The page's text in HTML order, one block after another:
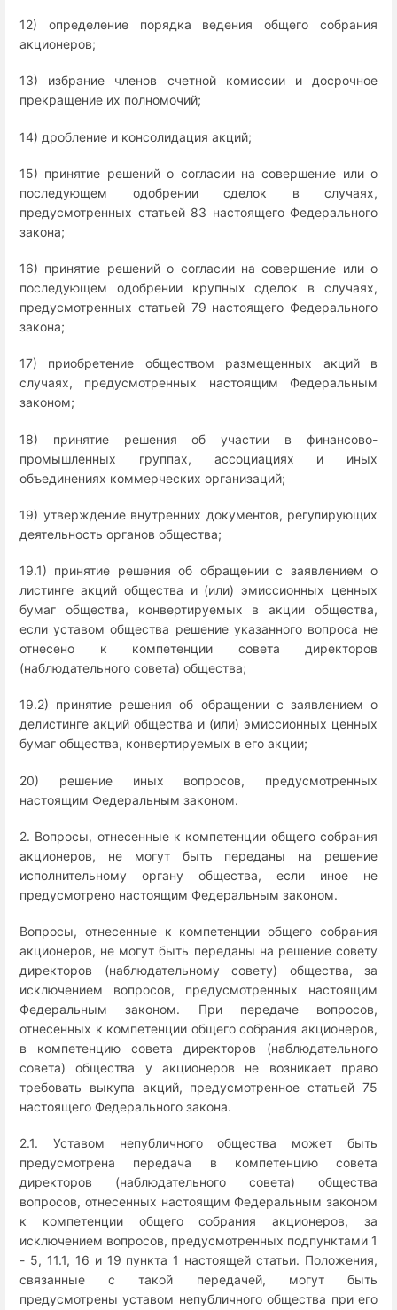
12) определение порядка ведения общего собрания
акционеров;
13) избрание членов счетной комиссии и досрочное
прекращение их полномочий;
14) дробление и консолидация акций;
15) принятие решений о согласии на совершение или о
последующем одобрении сделок в случаях,
предусмотренных статьей 83 настоящего Федерального
закона;
16) принятие решений о согласии на совершение или о
последующем одобрении крупных сделок в случаях,
предусмотренных статьей 79 настоящего Федерального
закона;
17) приобретение обществом размещенных акций в
случаях, предусмотренных настоящим Федеральным
законом;
18) принятие решения об участии в финансово-
промышленных группах, ассоциациях и иных
объединениях коммерческих организаций;
19) утверждение внутренних документов, регулирующих
деятельность органов общества;
19.1) принятие решения об обращении с заявлением о
листинге акций общества и (или) эмиссионных ценных
бумаг общества, конвертируемых в акции общества,
если уставом общества решение указанного вопроса не
отнесено к компетенции совета директоров
(наблюдательного совета) общества;
19.2) принятие решения об обращении с заявлением о
делистинге акций общества и (или) эмиссионных ценных
бумаг общества, конвертируемых в его акции;
20) решение иных вопросов, предусмотренных
настоящим Федеральным законом.
2. Вопросы, отнесенные к компетенции общего собрания
акционеров, не могут быть переданы на решение
исполнительному органу общества, если иное не
предусмотрено настоящим Федеральным законом.
Вопросы, отнесенные к компетенции общего собрания
акционеров, не могут быть переданы на решение совету
директоров (наблюдательному совету) общества, за
исключением вопросов, предусмотренных настоящим
Федеральным законом. При передаче вопросов,
отнесенных к компетенции общего собрания акционеров,
в компетенцию совета директоров (наблюдательного
совета) общества у акционеров не возникает право
требовать выкупа акций, предусмотренное статьей 75
настоящего Федерального закона.
2.1. Уставом непубличного общества может быть
предусмотрена передача в компетенцию совета
директоров (наблюдательного совета) общества
вопросов, отнесенных настоящим Федеральным законом
к компетенции общего собрания акционеров, за
исключением вопросов, предусмотренных подпунктами 1
- 5, 11.1, 16 и 19 пункта 1 настоящей статьи. Положения,
связанные с такой передачей, могут быть
предусмотрены уставом непубличного общества при его